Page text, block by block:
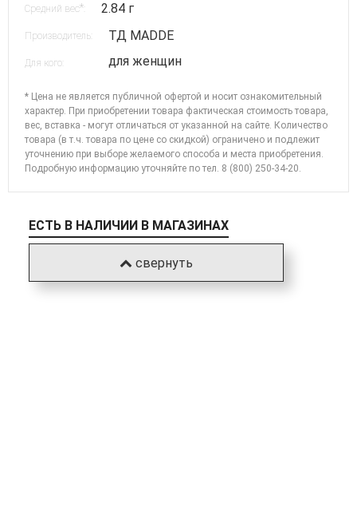
Средний вес* 2.84 г
Производитель: ТД MADDE
Для кого: для женщин
* Цена не является публичной офертой и носит ознакомительный
характер. При приобретении товара фактическая стоимость товара,
вес, вставка - могут отличаться от указанной на сайте. Количество
товара (в т.ч. товара по цене со скидкой) ограничено и подлежит
уточнению при выборе желаемого способа и места приобретения.
Подробную информацию уточняйте потел. 8 (800) 250-34-20
ЕСТЬ В НАЛИЧИИ В МАГАЗИНАХ
свернуть